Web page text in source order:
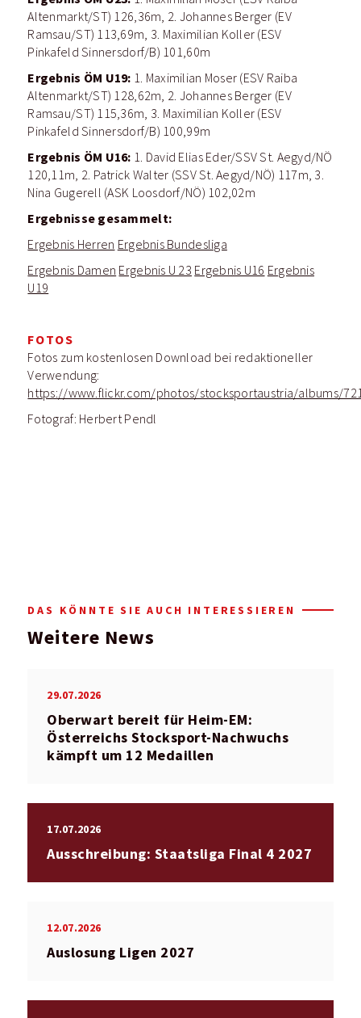
Altenmarkt/ST) 126,36m, 2. Johannes Berger (EV
Ramsau/ST) 113,69m, 3. Maximilian Koller (ESV
Pinkafeld Sinnersdorf/B) 101,60m
Ergebnis ÖM U19: 1. Maximilian Moser (ESV Raiba
Altenmarkt/ST) 128,62m, 2. Johannes Berger (EV
Ramsau/ST) 115,36m, 3. Maximilian Koller (ESV
Pinkafeld Sinnersdorf/B) 100,99m
Ergebnis ÖM U16: 1. David Elias Eder/SSV St. Aegyd/NÖ
120,11m, 2. Patrick Walter (SSV St. Aegyd/NÖ) 117m, 3.
Nina Gugerell (ASK Loosdorf/NÖ) 102,02m
Ergebnisse gesammelt:
Ergebnis Herren Ergebnis Bundesliga
Ergebnis Damen Ergebnis U 23 Ergebnis U16 Ergebnis
U19
FOTOS
Fotos zum kostenlosen Download bei redaktioneller
Verwendung:
https://www.flickr.com/photos/stocksportaustria/albums/
Fotograf: Herbert Pendl
DAS KÖNNTE SIE AUCH INTERESSIEREN
Weitere News
29.07.2026
Oberwart bereit für Heim-EM:
Österreichs Stocksport-Nachwuchs
kämpft um 12 Medaillen
17.07.2026
Ausschreibung: Staatsliga Final 4 2027
12.07.2026
Auslosung Ligen 2027